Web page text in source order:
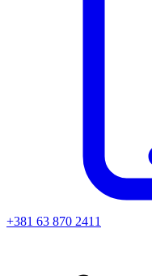
+381 63 870 2411